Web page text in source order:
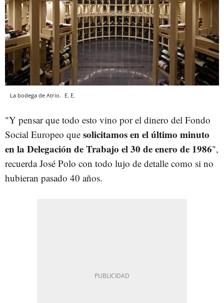
La bodega de Atrio. E. E.
"Y pensar que todo esto vino por el dinero del Fondo
Social Europeo que solicitamos en el último minuto
en la Delegación de Trabajo el 30 de enero de 1986",
recuerda José Polo con todo lujo de detalle como si no
hubieran pasado 40 años.